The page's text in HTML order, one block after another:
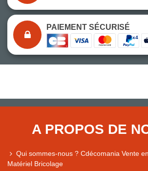
PAIEMENT SÉCURISÉ
A PROPOS DE
Qui sommes-nous ? Cdécomania Vente
Matériel Bricolage